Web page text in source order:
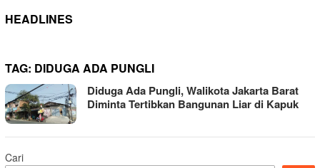
HEADLINES
TAG: DIDUGA ADA PUNGLI
Diduga Ada Pungli, Walikota Jakarta Barat
Diminta Tertibkan Bangunan Liar di Kapuk
Cari